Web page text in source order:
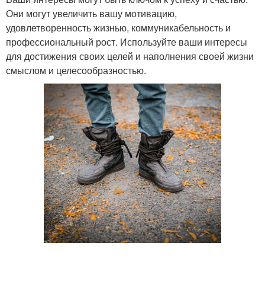
Они могут увеличить вашу мотивацию,
удовлетворенность жизнью, коммуникабельность и
профессиональный рост. Используйте ваши интересы
для достижения своих целей и наполнения своей жизни
смыслом и целесообразностью.